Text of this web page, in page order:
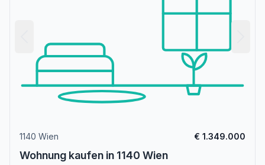
1140 Wien € 1.349.000
Wohnung kaufen in 1140 Wien